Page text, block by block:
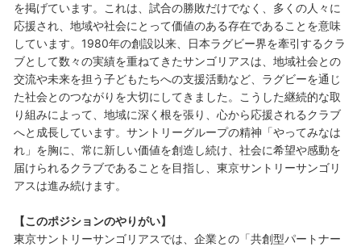
を掲げています。これは、試合の勝敗だけでなく、多くの人々に
応援され、地域や社会にとって価値のある存在であることを意味
しています。1980年の創設以来、日本ラグビー界を牽引するクラ
ブとして数々の実績を重ねてきたサンゴリアスは、地域社会との
交流や未来を担う子どもたちへの支援活動など、ラグビーを通じ
た社会とのつながりを大切にしてきました。こうした継続的な取
り組みによって、地域に深く根を張り、心から応援されるクラブ
へと成長しています。サントリーグループの精神「やってみなは
れ」を胸に、常に新しい価値を創造し続け、社会に希望や感動を
届けられるクラブであることを目指し、東京サントリーサンゴリ
アスは進み続けます。
【このポジションのやりがい】
東京サントリーサンゴリアスでは、企業との「共創型パートナー